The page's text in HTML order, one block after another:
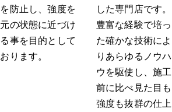
を防止し、強度を
元の状態に近づけ
る事を目的として
おります。
した専門店です。
豊富な経験で培っ
た確かな技術によ
りあらゆるノウハ
ウを駆使し、施工
前に比べ見た目も
強度も抜群の仕上